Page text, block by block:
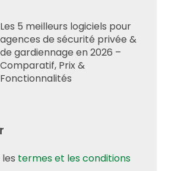
Les 5 meilleurs logiciels pour
agences de sécurité privée &
de gardiennage en 2026 –
Comparatif, Prix &
Fonctionnalités
termes et les conditions